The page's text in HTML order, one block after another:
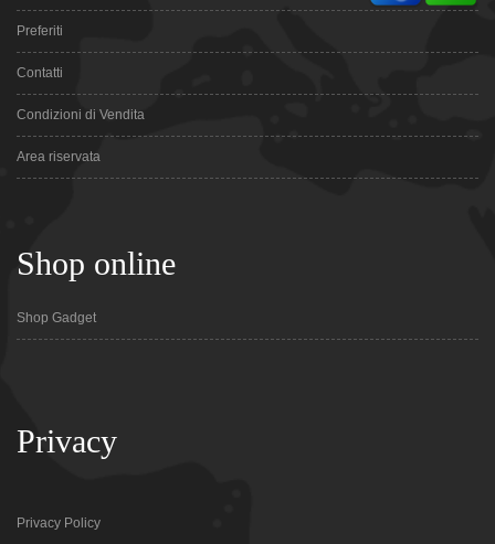
Preferiti
Contatti
Condizioni di Vendita
Area riservata
Shop online
Shop Gadget
Privacy
Privacy Policy